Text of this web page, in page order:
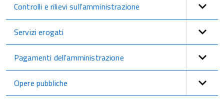
Controlli e rilievi sull'amministrazione
Servizi erogati
Pagamenti dell'amministrazione
Opere pubbliche